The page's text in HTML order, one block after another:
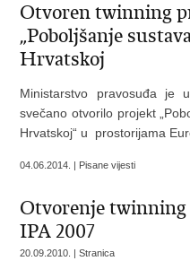
Otvoren twinning
„Poboljšanje
Hrvatskoj
Ministarstvo pravosuđa je
svečano otvorilo projekt
Hrvatskoj“ u prostorijama
04.06.2014. | Pisane vijesti
Otvorenje twinning
IPA 2007
20.09.2010. | Stranica